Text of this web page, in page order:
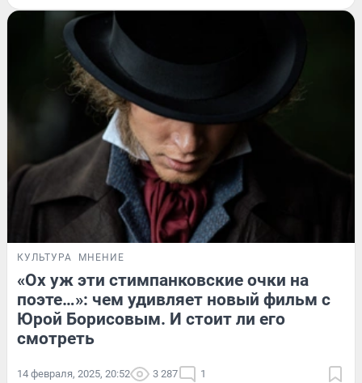
КУЛЬТУРА МНЕНИЕ
«Ох уж эти стимпанковские очки на
поэте…»: чем удивляет новый фильм с
Юрой Борисовым. И стоит ли его
смотреть
14 февраля, 2025, 20:52 3 287 1